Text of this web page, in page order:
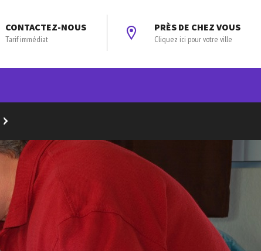
CONTACTEZ-NOUS
Tarif immédiat
PRÈS DE CHEZ VOUS
Cliquez ici pour votre ville